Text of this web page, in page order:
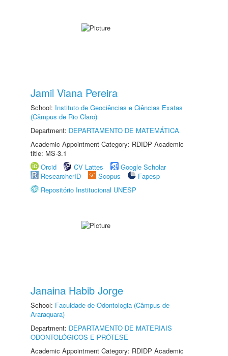
Jamil Viana Pereira
School: Instituto de Geociências e Ciências Exatas
(Câmpus de Rio Claro)
Department: DEPARTAMENTO DE MATEMÁTICA
Academic Appointment Category: RDIDP Academic
title: MS-3.1
Orcid
CV Lattes
Google Scholar
ResearcherID
Scopus
Fapesp
Repositório Institucional UNESP
Janaina Habib Jorge
School: Faculdade de Odontologia (Câmpus de
Araraquara)
Department: DEPARTAMENTO DE MATERIAIS
ODONTOLÓGICOS E PRÓTESE
Academic Appointment Category: RDIDP Academic